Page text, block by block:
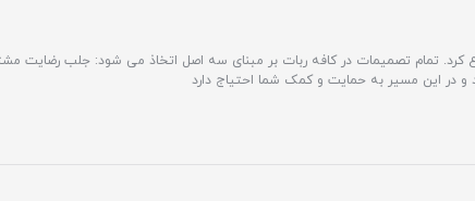
محور فعالیت خود را شروع کرد. تمام تصمیمات در کافه ربات بر مبنای سه اصل اتخاذ می شود: جلب
و در این مسیر به حمایت و کمک شما احتیاج دارد